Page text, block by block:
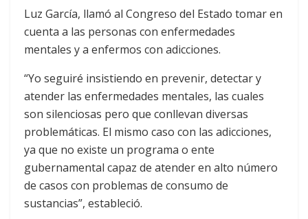
Luz García, llamó al Congreso del Estado tomar en
cuenta a las personas con enfermedades
mentales y a enfermos con adicciones.
“Yo seguiré insistiendo en prevenir, detectar y
atender las enfermedades mentales, las cuales
son silenciosas pero que conllevan diversas
problemáticas. El mismo caso con las adicciones,
ya que no existe un programa o ente
gubernamental capaz de atender en alto número
de casos con problemas de consumo de
sustancias”, estableció.